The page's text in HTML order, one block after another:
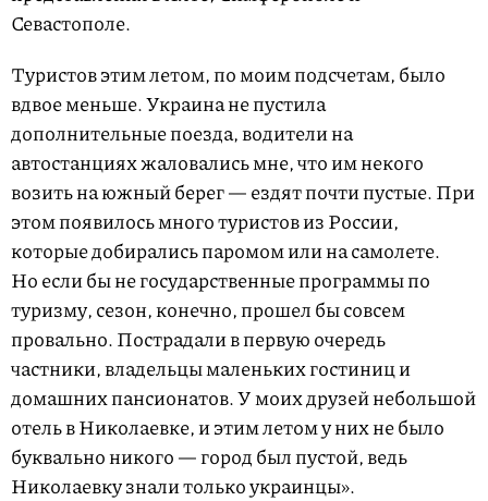
Севастополе.
Туристов этим летом, по моим подсчетам, было
вдвое меньше. Украина не пустила
дополнительные поезда, водители на
автостанциях жаловались мне, что им некого
возить на южный берег — ездят почти пустые. При
этом появилось много туристов из России,
которые добирались паромом или на самолете.
Но если бы не государственные программы по
туризму, сезон, конечно, прошел бы совсем
провально. Пострадали в первую очередь
частники, владельцы маленьких гостиниц и
домашних пансионатов. У моих друзей небольшой
отель в Николаевке, и этим летом у них не было
буквально никого — город был пустой, ведь
Николаевку знали только украинцы».